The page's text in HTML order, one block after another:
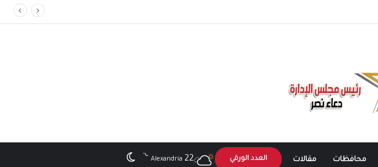
محافظات مقالات العدد الورقي Alexandria 22
℃ الوضع المظلم